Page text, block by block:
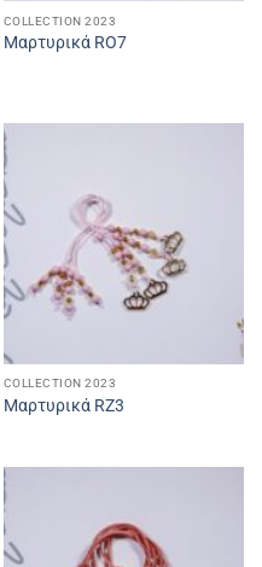
COLLECTION 2023
Μαρτυρικά RO7
COLLECTION 2023
Μαρτυρικά RZ3